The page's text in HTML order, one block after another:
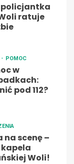
ratuje
POMOC
w
pod 112?
na scenę –
Woli!